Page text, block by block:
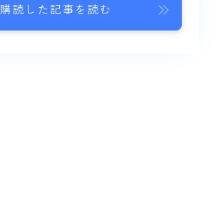
購読した記事を読む